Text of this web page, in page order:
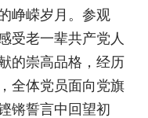
峥嵘岁月。参观
受老一辈共产党人
的崇高品格，经历
全体党员面向党旗
锵誓言中回望初